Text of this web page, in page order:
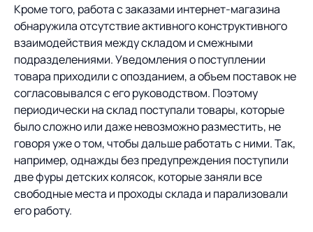
Кроме того, работа с заказами интернет-магазина
обнаружила отсутствие активного конструктивного
взаимодействия между складом и смежными
подразделениями. Уведомления о поступлении
товара приходили с опозданием, а объем поставок не
согласовывался с его руководством. Поэтому
периодически на склад поступали товары, которые
было сложно или даже невозможно разместить, не
говоря уже о том, чтобы дальше работать с ними. Так,
например, однажды без предупреждения поступили
две фуры детских колясок, которые заняли все
свободные места и проходы склада и парализовали
его работу.